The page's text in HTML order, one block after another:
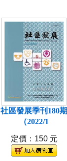
社區發展季刊180期
（2022/1
定價：150 元